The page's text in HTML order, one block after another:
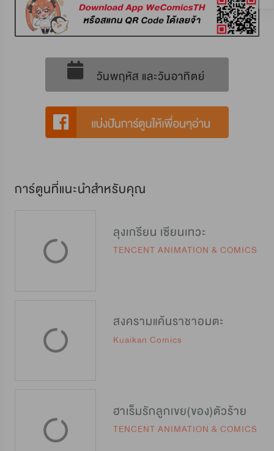
วันพฤหัส และวันอาทิตย์
การ์ตูนที่แนะนำสำหรับคุณ
ลุงเกรียน เซียนเทวะ
TENCENT ANIMATION & COMICS
สงครามแค้นราชาอมตะ
Kuaikan Comics
ฮาเร็มรักลูกเขย(ของ)ตัวร้าย
TENCENT ANIMATION & COMICS